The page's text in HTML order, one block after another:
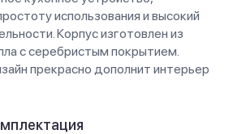
использования и высокий
Корпус изготовлен из
с серебристым покрытием.
прекрасно дополнит интерьер